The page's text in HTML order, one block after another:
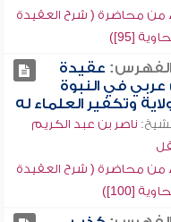
من محاضرة ( شرح العقيدة
[95])
الفهرس: عقيدة
عربي في النبوة
وتكفير العلماء له
ناصر بن عبد الكريم
من محاضرة ( شرح العقيدة
[100])